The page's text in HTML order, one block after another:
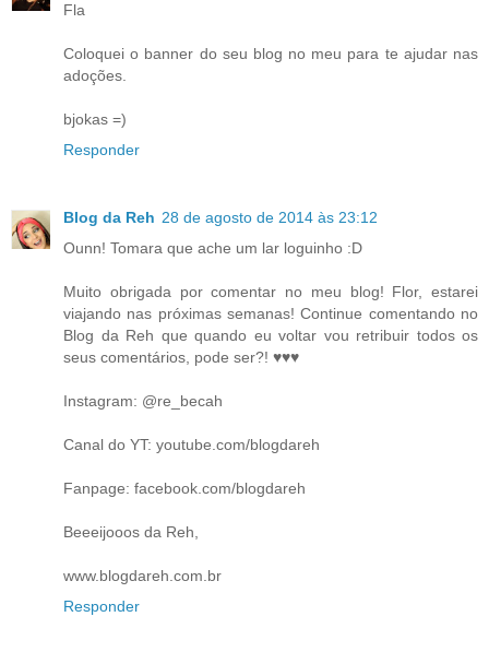
Fla
Coloquei o banner do seu blog no meu para te ajudar nas
adoções.
bjokas =)
Responder
Blog da Reh 28 de agosto de 2014 às 23:12
Ounn! Tomara que ache um lar loguinho :D
Muito obrigada por comentar no meu blog! Flor, estarei
viajando nas próximas semanas! Continue comentando no
Blog da Reh que quando eu voltar vou retribuir todos os
seus comentários, pode ser?! ♥♥♥
Instagram: @re_becah
Canal do YT: youtube.com/blogdareh
Fanpage: facebook.com/blogdareh
Beeeijooos da Reh,
www.blogdareh.com.br
Responder